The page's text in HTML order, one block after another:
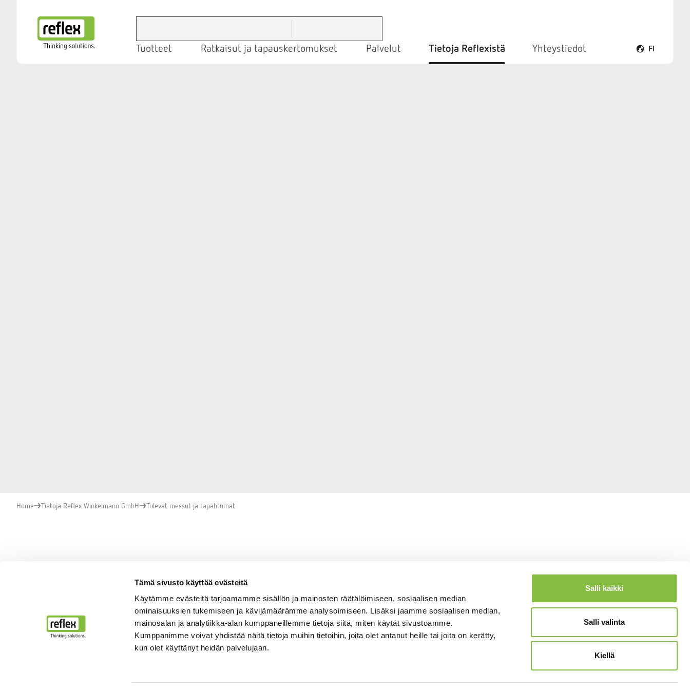
Tämä sivusto käyttää evästeitä
Käytämme evästeitä tarjoamamme sisällön ja mainosten räätälöimiseen, sosiaalisen median
ominaisuuksien tukemiseen ja kävijämäärämme analysoimiseen. Lisäksi jaamme sosiaalisen median,
mainosalan ja analytiikka-alan kumppaneillemme tietoja siitä, miten käytät sivustoamme.
Kumppanimme voivat yhdistää näitä tietoja muihin tietoihin, joita olet antanut heille tai joita on kerätty,
kun olet käyttänyt heidän palvelujaan.
Salli kaikki
Salli valinta
Kiellä
Tuotteet Ratkaisut ja tapauskertomukset Palvelut Tietoja Reflexistä Yhteystiedot FI
Avaa
Home Tietoja Reflex Winkelmann GmbH Tulevat messut ja tapahtumat
Tulevat tapahtumamme ja päivämäärät